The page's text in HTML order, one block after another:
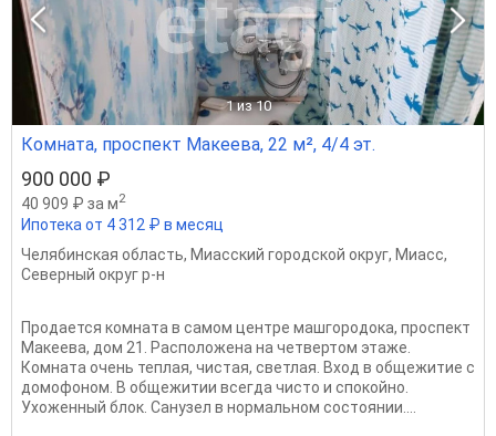
1 из 10
Комната, проспект Макеева, 22 м², 4/4 эт.
900 000 ₽
40 909 ₽ за м2
Ипотека от 4 312 ₽ в месяц
Челябинская область, Миасский городской округ, Миасс,
Северный округ р-н
Продается комната в самом центре машгородока, проспект
Макеева, дом 21. Расположена на четвертом этаже.
Комната очень теплая, чистая, светлая. Вход в общежитие с
домофоном. В общежитии всегда чисто и спокойно.
Ухоженный блок. Санузел в нормальном состоянии....